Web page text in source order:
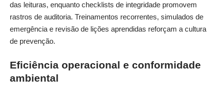
das leituras, enquanto checklists de integridade promovem
rastros de auditoria. Treinamentos recorrentes, simulados de
emergência e revisão de lições aprendidas reforçam a cultura
de prevenção.
Eficiência operacional e conformidade
ambiental